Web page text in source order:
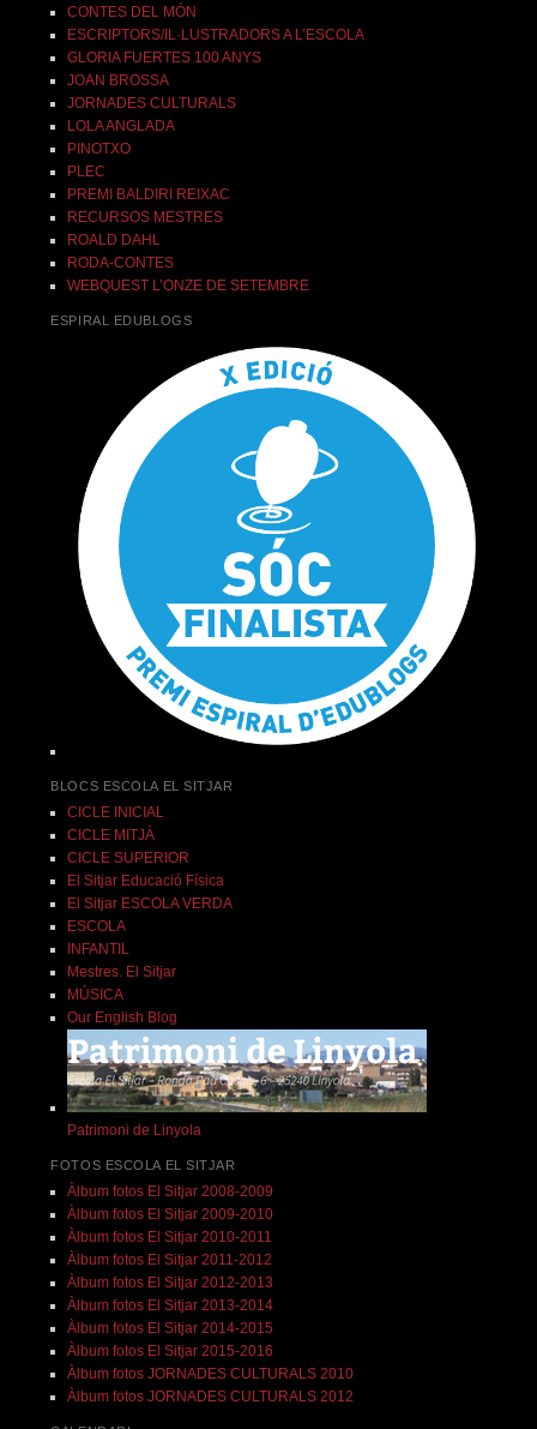
CONTES DEL MÓN
ESCRIPTORS/IL·LUSTRADORS A L’ESCOLA
GLORIA FUERTES 100 ANYS
JOAN BROSSA
JORNADES CULTURALS
LOLA ANGLADA
PINOTXO
PLEC
PREMI BALDIRI REIXAC
RECURSOS MESTRES
ROALD DAHL
RODA-CONTES
WEBQUEST L’ONZE DE SETEMBRE
ESPIRAL EDUBLOGS
BLOCS ESCOLA EL SITJAR
CICLE INICIAL
CICLE MITJÀ
CICLE SUPERIOR
El Sitjar Educació Física
El Sitjar ESCOLA VERDA
ESCOLA
INFANTIL
Mestres. El Sitjar
MÚSICA
Our English Blog
Patrimoni de Linyola
FOTOS ESCOLA EL SITJAR
Àlbum fotos El Sitjar 2008-2009
Àlbum fotos El Sitjar 2009-2010
Àlbum fotos El Sitjar 2010-2011
Àlbum fotos El Sitjar 2011-2012
Àlbum fotos El Sitjar 2012-2013
Àlbum fotos El Sitjar 2013-2014
Àlbum fotos El Sitjar 2014-2015
Àlbum fotos El Sitjar 2015-2016
Àlbum fotos JORNADES CULTURALS 2010
Àlbum fotos JORNADES CULTURALS 2012